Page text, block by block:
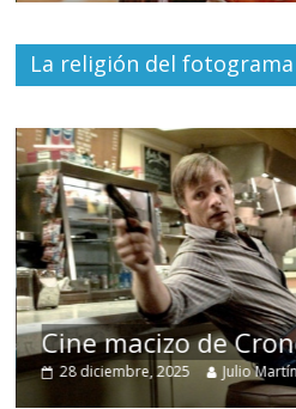
La religión del fotograma
Cine macizo de
28 diciembre, 2025 Julio